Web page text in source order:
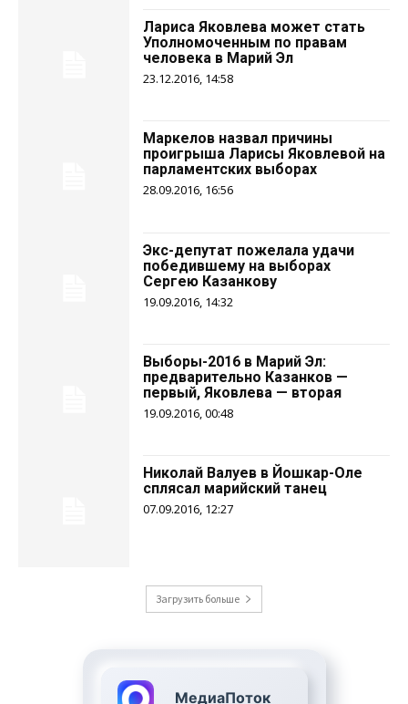
Лариса Яковлева может стать
Уполномоченным по правам
человека в Марий Эл
23.12.2016, 14:58
Маркелов назвал причины
проигрыша Ларисы Яковлевой на
парламентских выборах
28.09.2016, 16:56
Экс-депутат пожелала удачи
победившему на выборах
Сергею Казанкову
19.09.2016, 14:32
Выборы-2016 в Марий Эл:
предварительно Казанков —
первый, Яковлева — вторая
19.09.2016, 00:48
Николай Валуев в Йошкар-Оле
сплясал марийский танец
07.09.2016, 12:27
Загрузить больше
МедиаПоток